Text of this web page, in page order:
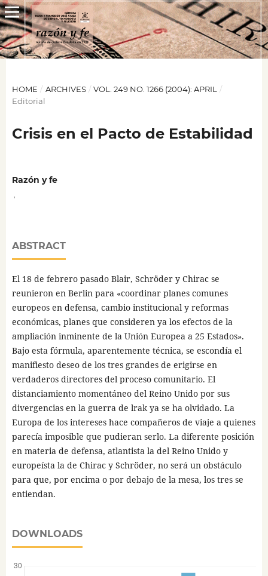
HOME / ARCHIVES / VOL. 249 NO. 1266 (2004): APRIL
/
Editorial
Crisis en el Pacto de Estabilidad
Razón y fe
ABSTRACT
El 18 de febrero pasado Blair, Schröder y Chirac se
reunieron en Berlin para «coordinar planes comunes
europeos en defensa, cambio institucional y reformas
económicas, planes que consideren ya los efectos de la
ampliación inminente de la Unión Europea a 25 Estados».
Bajo esta fórmula, aparentemente técnica, se escondía el
manifiesto deseo de los tres grandes de erigirse en
verdaderos directores del proceso comunitario. El
distanciamiento momentáneo del Reino Unido por sus
divergencias en la guerra de lrak ya se ha olvidado. La
Europa de los intereses hace compañeros de viaje a quienes
parecía imposible que pudieran serlo. La diferente posición
en materia de defensa, atlantista la del Reino Unido y
europeísta la de Chirac y Schröder, no será un obstáculo
para que, por encima o por debajo de la mesa, los tres se
entiendan.
DOWNLOADS